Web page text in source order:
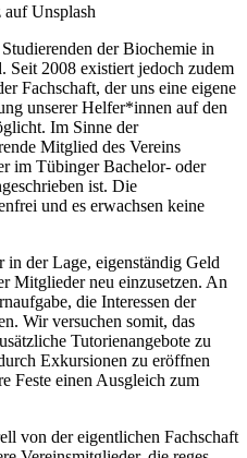
Unsplash
der Biochemie in
Seit 2008 existiert jedoch zudem
Fachschaft, der uns eine eigene
unserer Helfer*innen auf den
Im Sinne der
Mitglied des Vereins
im Tübinger Bachelor- oder
ist. Die
und es erwachsen keine
der Lage, eigenständig Geld
Mitglieder neu einzusetzen. An
die Interessen der
Wir versuchen somit, das
Tutorienangebote zu
Exkursionen zu eröffnen
Feste einen Ausgleich zum
von der eigentlichen Fachschaft